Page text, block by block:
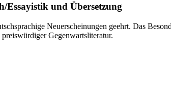
Essayistik und Übersetzung
Neuerscheinungen geehrt. Das
Gegenwartsliteratur.